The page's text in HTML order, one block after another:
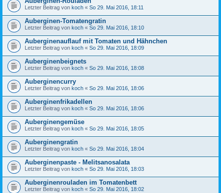
Letzter Beitrag von koch « So 29. Mai 2016, 18:11
Auberginen-Tomatengratin
Letzter Beitrag von koch « So 29. Mai 2016, 18:10
Auberginenauflauf mit Tomaten und Hähnchen
Letzter Beitrag von koch « So 29. Mai 2016, 18:09
Auberginenbeignets
Letzter Beitrag von koch « So 29. Mai 2016, 18:08
Auberginencurry
Letzter Beitrag von koch « So 29. Mai 2016, 18:06
Auberginenfrikadellen
Letzter Beitrag von koch « So 29. Mai 2016, 18:06
Auberginengemüse
Letzter Beitrag von koch « So 29. Mai 2016, 18:05
Auberginengratin
Letzter Beitrag von koch « So 29. Mai 2016, 18:04
Auberginenpaste - Melitsanosalata
Letzter Beitrag von koch « So 29. Mai 2016, 18:03
Auberginenrouladen im Tomatenbett
Letzter Beitrag von koch « So 29. Mai 2016, 18:02